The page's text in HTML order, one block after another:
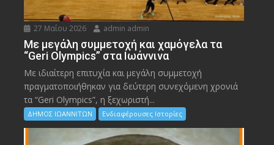
27 Μαΐου 2026 admin admin
Με μεγάλη συμμετοχή και χαμόγελα τα
“Geri Olympics” στα Ιωάννινα
Με ιδιαίτερη επιτυχία και μεγάλη συμμετοχή
πραγματοποιήθηκαν για δεύτερη συνεχόμενη χρονιά
τα “Geri Olympics”, η ξεχωριστή...
ΔΗΜΟΣ ΙΩΑΝΝΙΤΩΝ Ενδιαφέρουσες Ιστορίες